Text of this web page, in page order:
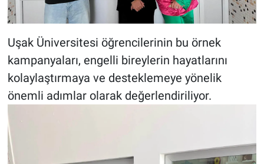
Uşak Üniversitesi öğrencilerinin bu örnek
kampanyaları, engelli bireylerin hayatlarını
kolaylaştırmaya ve desteklemeye yönelik
önemli adımlar olarak değerlendiriliyor.